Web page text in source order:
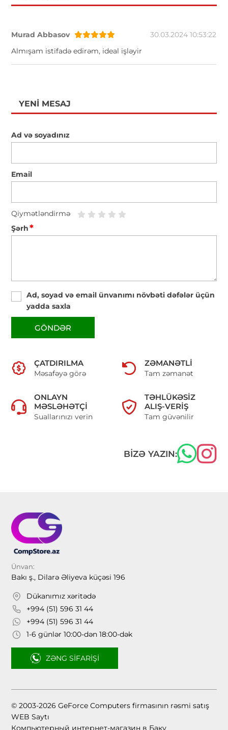
Murad Abbasov
30.03.2024 10:53:22
Almışam istifadə edirəm, ideal işləyir
YENI MESAJ
Ad və soyadınız
Email
Qiymətləndirmə
Şərh*
Ad, soyad və email ünvanımı növbəti dəfələr üçün
yadda saxla
GÖNDƏR
ÇATDIRILMA
Məsafəyə görə
ZƏMANƏTLI
Tam zəmanət
ONLAYN
MƏSLƏHƏTÇI
Suallarınızı verin
TƏHLÜKƏSIZ
ALIŞ-VERIŞ
Tam güvənilir
BIZƏ YAZIN:
Ünvan:
Bakı ş., Dilarə Əliyeva küçəsi 196
Dükanımız xəritədə
+994 (51) 596 31 44
+994 (51) 596 31 44
1-6 günlər 10:00-dən 18:00-dək
ZƏNG SIFARIŞI
© 2003-2026 GeForce Computers firmasının rəsmi satış
WEB Saytı